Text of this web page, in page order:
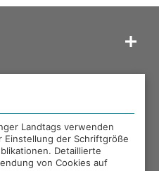
LANDTAGS
Landtags verwenden
Einstellung der Schriftgröße
Detaillierte
von Cookies auf